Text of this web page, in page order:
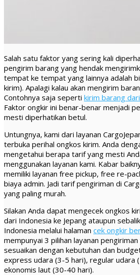
Salah satu faktor yang sering kali
pengirim barang yang hendak
tempat ke tempat yang lainnya adalah
kirim). Apalagi kalau akan mengirim
Contohnya saja seperti kirim barang
Faktor ongkir ini benar-benar menjadi
mesti diperhatikan betul.
Untungnya, kami dari layanan
terbuka perihal ongkos kirim. Anda
mengetahui berapa tarif yang mesti
menggunakan layanan kami. Kabar
memiliki layanan free pickup, free re-
biaya admin. Jadi tarif pengiriman di
yang paling murah.
Silakan Anda dapat mengecek ongkos
dari Indonesia ke Jepang ataupun
Indonesia melalui halaman cek ongkir
mempunyai 3 pilihan layanan
sesuaikan dengan kebutuhan dan
express udara (3-5 hari), regular udara
ekonomis laut (30-40 hari).